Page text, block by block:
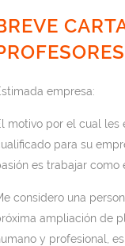
empresa:
motivo por el cual les
para su
es trabajar como
considero una
ampliación de
y profesional,